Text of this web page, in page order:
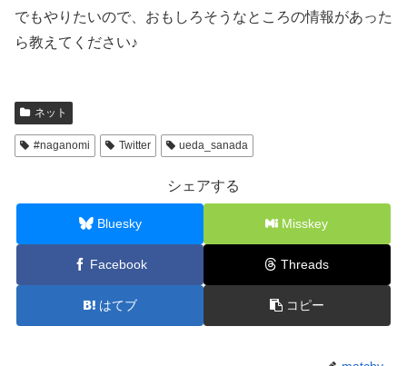
でもやりたいので、おもしろそうなところの情報があった
ら教えてください♪
ネット
#naganomi Twitter ueda_sanada
シェアする
Bluesky Misskey
Facebook Threads
はてブ コピー